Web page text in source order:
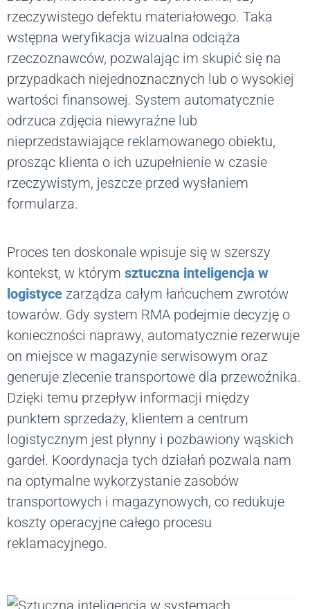
rzeczywistego defektu materiałowego. Taka
wstępna weryfikacja wizualna odciąża
rzeczoznawców, pozwalając im skupić się na
przypadkach niejednoznacznych lub o wysokiej
wartości finansowej. System automatycznie
odrzuca zdjęcia niewyraźne lub
nieprzedstawiające reklamowanego obiektu,
prosząc klienta o ich uzupełnienie w czasie
rzeczywistym, jeszcze przed wysłaniem
formularza.
Proces ten doskonale wpisuje się w szerszy
kontekst, w którym sztuczna inteligencja w
logistyce zarządza całym łańcuchem zwrotów
towarów. Gdy system RMA podejmie decyzję o
konieczności naprawy, automatycznie rezerwuje
on miejsce w magazynie serwisowym oraz
generuje zlecenie transportowe dla przewoźnika.
Dzięki temu przepływ informacji między
punktem sprzedaży, klientem a centrum
logistycznym jest płynny i pozbawiony wąskich
gardeł. Koordynacja tych działań pozwala nam
na optymalne wykorzystanie zasobów
transportowych i magazynowych, co redukuje
koszty operacyjne całego procesu
reklamacyjnego.